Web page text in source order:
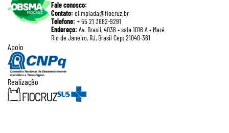
Fale conosco:
Contato: olimpiada@fiocruz.br
Telefone: + 55 21 3882-9291
Endereço: Av. Brasil, 4036 • sala 1016 A • Maré
Rio de Janeiro, RJ, Brasil Cep: 21040-361
Apoio
Realização